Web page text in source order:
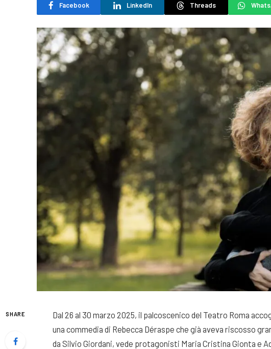
Facebook LinkedIn Threads
SHARE
Dal 26 al 30 marzo 2025, il palcoscenico del Teatro Roma
una commedia di Rebecca Déraspe che già aveva riscosso
da Silvio Giordani, vede protagonisti Maria Cristina Gionta e